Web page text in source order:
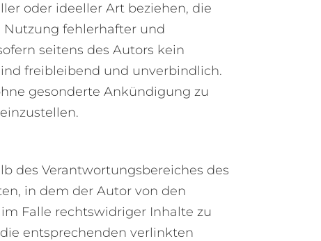
oder ideeller Art beziehen, die
fehlerhafter und
seitens des Autors kein
freibleibend und unverbindlich.
gesonderte Ankündigung zu
des Verantwortungsbereiches des
in dem der Autor von den
Falle rechtswidriger Inhalte zu
entsprechenden verlinkten